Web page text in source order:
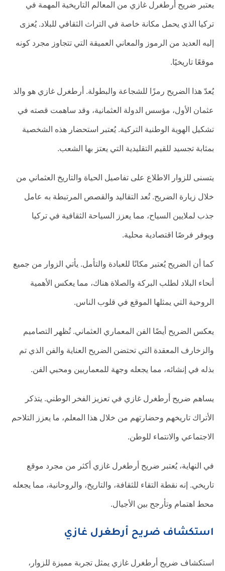
يعتبر ضريح أرطغرل غازي من المعالم التاريخية المهمة في
تركيا الذي يحمل مكانة خاصة في التراث الثقافي للبلاد. يُعزى
إليه العديد من الرموز والمعاني العميقة التي تتجاوز مجرد كونه
موقعًا تاريخيًا.
يُعدّ هذا الضريح رمزًا للشجاعة والبطولة. أرطغرل غازي هو والد
عثمان الأول، مؤسس الدولة العثمانية، وقد ساهمت قصته في
تشكيل الهوية الوطنية التركية. يُعتبر استحضار هذه الشخصية
بمثابة تجسيد للقيم التقليدية التي يعتز بها الشعب.
يتسنى للزوار الاطلاع على تفاصيل الحياة والتاريخ العثماني من
خلال زيارة الضريح. تُعد التقاليد والقصص المرتبطة به عامل
جذب لملايين السياح، مما يعزز السياحة الثقافية في تركيا
ويوفر فرصًا اقتصادية محلية.
كما أن الضريح يُعتبر مكانًا للعبادة والتأمل. يأتي الزوار من جميع
أنحاء البلاد لطلب البركة والصلاة هناك، مما يعكس الأهمية
الروحية التي يمثلها الموقع في قلوب الناس.
يعكس الضريح أيضًا الفن المعماري العثماني. تُظهر التصاميم
والزخارف المعقدة التي تحتضن الضريح العناية والفن الذي تم
بذله في إنشائه، مما يجعله وجهة للمعماريين ومحبي الفن.
يساهم ضريح أرطغرل غازي في تعزيز الفخر الوطني. يتذكر
الأتراك تاريخهم وحضارتهم من خلال هذا المعلم، ما يعزز التلاحم
الاجتماعي والانتماء للوطن.
في النهاية، يُعتبر ضريح أرطغرل غازي أكثر من مجرد موقع
تاريخي. إنه نقطة التقاء للثقافة، والتاريخ، والروحانية، مما يجعله
محط اهتمام وتأرجح بين الأجيال.
استكشاف ضريح أرطغرل غازي
استكشاف ضريح أرطغرل غازي يمثل تجربة مميزة للزوار،